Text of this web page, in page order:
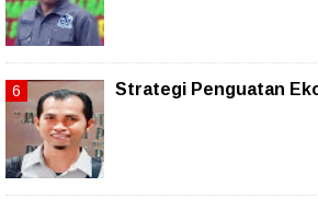
Strategi Penguatan